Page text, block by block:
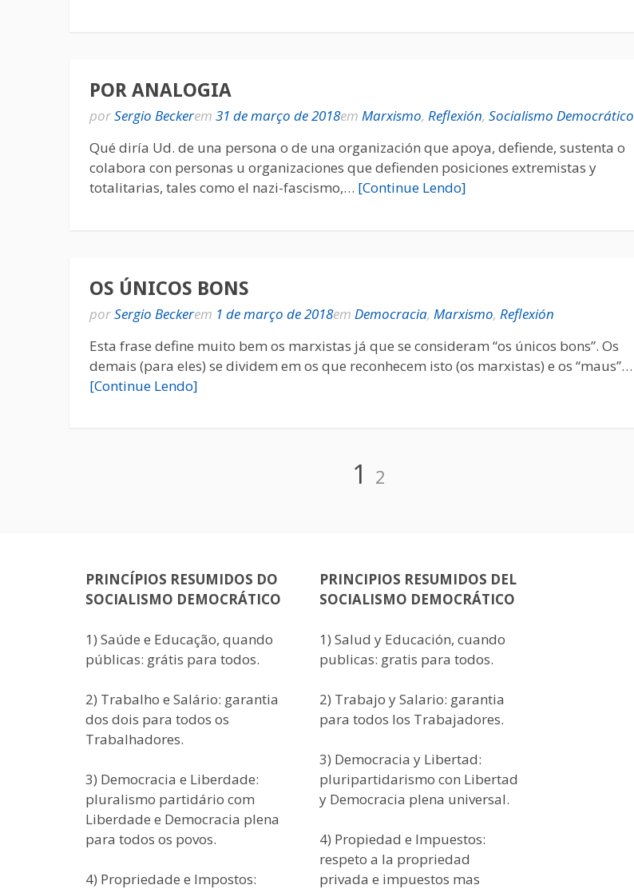
POR ANALOGIA
porSergio Beckerem 31 de março de 2018em Marxismo, Reflexión, Socialismo Democrático
Qué diría Ud. de una persona o de una organización que apoya, defiende, sustenta o
colabora con personas u organizaciones que defienden posiciones extremistas y
totalitarias, tales como el nazi-fascismo,… [Continue Lendo]
OS ÚNICOS BONS
porSergio Beckerem 1 de março de 2018em Democracia, Marxismo, Reflexión
Esta frase define muito bem os marxistas já que se consideram “os únicos bons”. Os
demais (para eles) se dividem em os que reconhecem isto (os marxistas) e os “maus”…
[Continue Lendo]
1 2
PRINCÍPIOS RESUMIDOS DO
SOCIALISMO DEMOCRÁTICO
1) Saúde e Educação, quando
públicas: grátis para todos.
2) Trabalho e Salário: garantia
dos dois para todos os
Trabalhadores.
3) Democracia e Liberdade:
pluralismo partidário com
Liberdade e Democracia plena
para todos os povos.
4) Propriedade e Impostos:
PRINCIPIOS RESUMIDOS DEL
SOCIALISMO DEMOCRÁTICO
1) Salud y Educación, cuando
publicas: gratis para todos.
2) Trabajo y Salario: garantia
para todos los Trabajadores.
3) Democracia y Libertad:
pluripartidarismo con Libertad
y Democracia plena universal.
4) Propiedad e Impuestos:
respeto a la propriedad
privada e impuestos mas